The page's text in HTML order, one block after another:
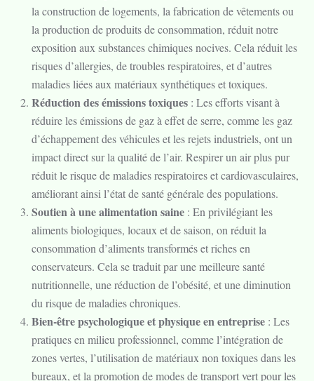
la construction de logements, la fabrication de vêtements ou
la production de produits de consommation, réduit notre
exposition aux substances chimiques nocives. Cela réduit les
risques d’allergies, de troubles respiratoires, et d’autres
maladies liées aux matériaux synthétiques et toxiques.
Réduction des émissions toxiques : Les efforts visant à
réduire les émissions de gaz à effet de serre, comme les gaz
d’échappement des véhicules et les rejets industriels, ont un
impact direct sur la qualité de l’air. Respirer un air plus pur
réduit le risque de maladies respiratoires et cardiovasculaires,
améliorant ainsi l’état de santé générale des populations.
Soutien à une alimentation saine : En privilégiant les
aliments biologiques, locaux et de saison, on réduit la
consommation d’aliments transformés et riches en
conservateurs. Cela se traduit par une meilleure santé
nutritionnelle, une réduction de l’obésité, et une diminution
du risque de maladies chroniques.
Bien-être psychologique et physique en entreprise : Les
pratiques en milieu professionnel, comme l’intégration de
zones vertes, l’utilisation de matériaux non toxiques dans les
bureaux, et la promotion de modes de transport vert pour les